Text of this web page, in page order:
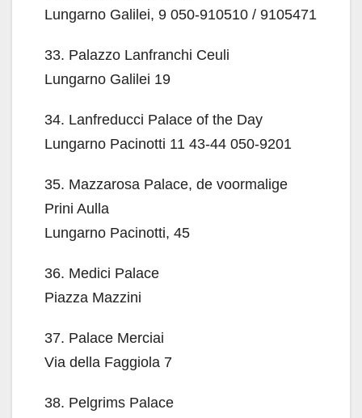
Lungarno Galilei, 9 050-910510 / 9105471
33. Palazzo Lanfranchi Ceuli
Lungarno Galilei 19
34. Lanfreducci Palace of the Day
Lungarno Pacinotti 11 43-44 050-9201
35. Mazzarosa Palace, de voormalige
Prini Aulla
Lungarno Pacinotti, 45
36. Medici Palace
Piazza Mazzini
37. Palace Merciai
Via della Faggiola 7
38. Pelgrims Palace